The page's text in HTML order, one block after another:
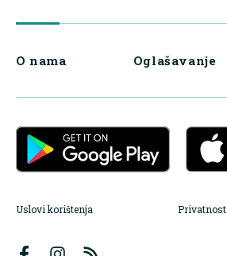
O nama Oglašavanje
Uslovi korištenja Privatnost